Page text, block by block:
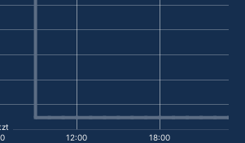
12:00 18:00